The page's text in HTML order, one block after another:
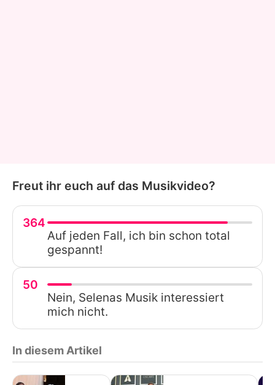
Freut ihr euch auf das Musikvideo?
364
Auf jeden Fall, ich bin schon total
gespannt!
50
Nein, Selenas Musik interessiert
mich nicht.
In diesem Artikel